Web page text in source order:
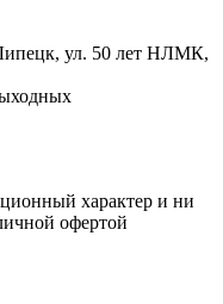
ул. 50 лет НЛМК,
характер и ни
офертой